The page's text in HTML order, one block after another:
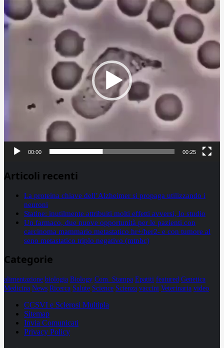
Player
00:00 00:25
Articoli recenti
La proteina chiave dell’Alzheimer si propaga utilizzando i
neuroni
Statine: inutilmente attribuiti molti effetti avversi, lo studio
Un farmaco, due nuove opportunità per le pazienti con
carcinoma mammario metastatico hr+/her2- e con tumore al
seno metastatico triplo negativo (mtnbc)
Categorie
alimentazione biologia Biology Com. Stampa Epatiti featured Genetica
Medicina News Ricerca Salute Science Scienza vaccini Veterinaria video
CCSVI e Sclerosi Multipla
Sitemap
Invia Comunicati
Privacy Policy